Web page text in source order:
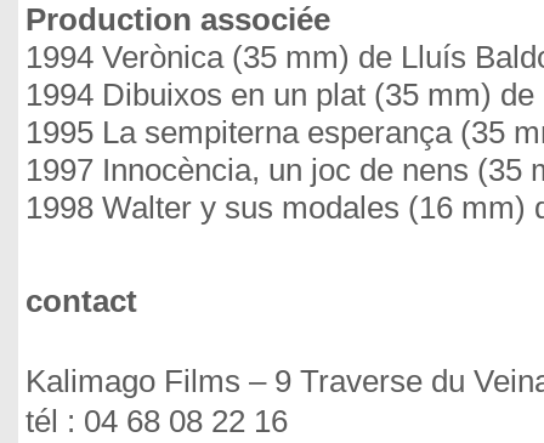
Production associée
1994 Verònica (35 mm) de Lluís
1994 Dibuixos en un plat (35 mm)
1995 La sempiterna esperança (35
1997 Innocència, un joc de nens (35
1998 Walter y sus modales (16 mm)
contact
Kalimago Films – 9 Traverse du
tél : 04 68 08 22 16